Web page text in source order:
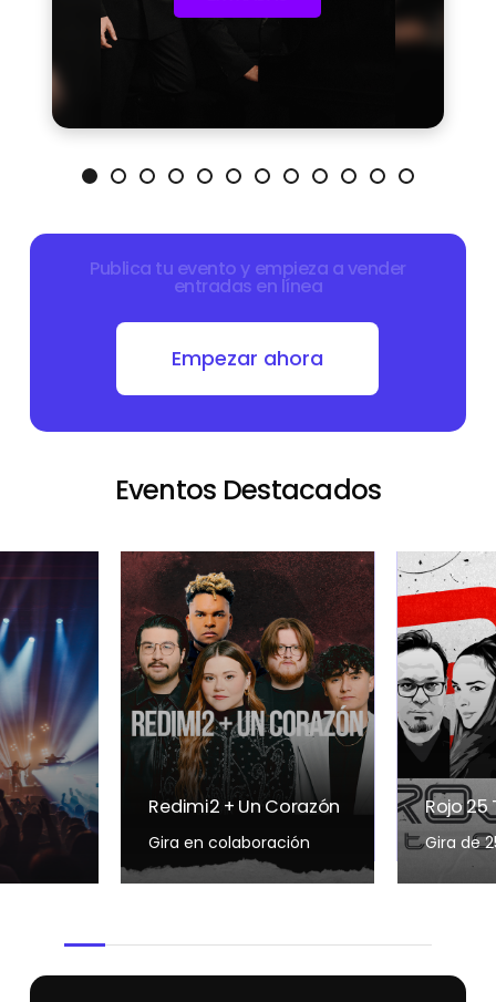
Publica tu eventoy empieza avender
entradas en línea
Empezar ahora
Eventos Destacados
Redimi2 + Un Corazón
Gira en colaboración
Rojo 25
Gira de